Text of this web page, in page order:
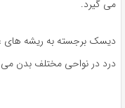
می گیرد.
دیسک برجسته به ریشه های
درد در نواحی مختلف بدن